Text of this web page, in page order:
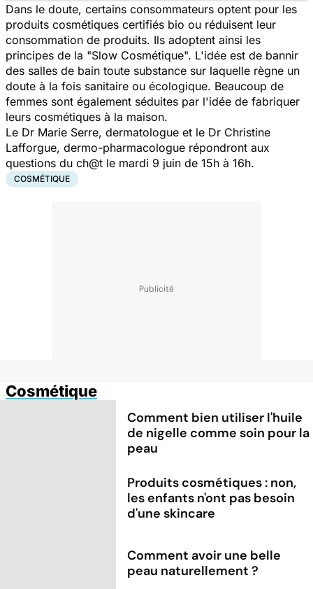
Dans le doute, certains consommateurs optent pour les
produits cosmétiques certifiés bio ou réduisent leur
consommation de produits. Ils adoptent ainsi les
principes de la "Slow Cosmétique". L'idée est de bannir
des salles de bain toute substance sur laquelle règne un
doute à la fois sanitaire ou écologique. Beaucoup de
femmes sont également séduites par l'idée de fabriquer
leurs cosmétiques à la maison.
Le Dr Marie Serre, dermatologue et le Dr Christine
Lafforgue, dermo-pharmacologue répondront aux
questions du ch@t le mardi 9 juin de 15h à 16h.
COSMÉTIQUE
Cosmétique
Comment bien utiliser l'huile
de nigelle comme soin pour la
peau
Produits cosmétiques : non,
les enfants n'ont pas besoin
d'une skincare
Comment avoir une belle
peau naturellement ?